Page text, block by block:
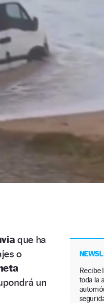
que ha
o
un
Recibe
toda la